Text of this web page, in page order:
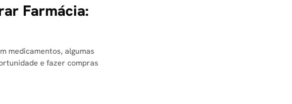
Farmácia:
medicamentos, algumas
e fazer compras